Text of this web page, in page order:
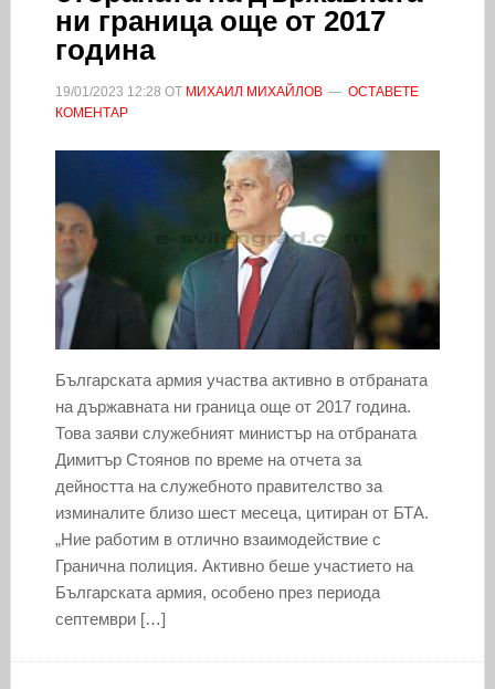
ни граница още от 2017
година
19/01/2023 12:28 ОТ МИХАИЛ МИХАЙЛОВ
ОСТАВЕТЕ
КОМЕНТАР
Българската армия участва активно в отбраната
на държавната ни граница още от 2017 година.
Това заяви служебният министър на отбраната
Димитър Стоянов по време на отчета за
дейността на служебното правителство за
изминалите близо шест месеца, цитиран от БТА.
„Ние работим в отлично взаимодействие с
Гранична полиция. Активно беше участието на
Българската армия, особено през периода
септември […]